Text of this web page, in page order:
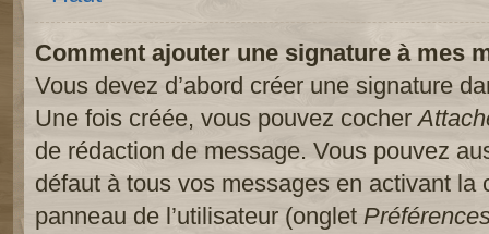
Comment ajouter une signature à mes
Vous devez d’abord créer une signature
Une fois créée, vous pouvez cocher
de rédaction de message. Vous pouvez
défaut à tous vos messages en activant la
panneau de l’utilisateur (onglet